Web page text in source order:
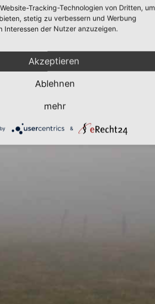
Tracking-Technologien von Dritten, um
stetig zu verbessern und Werbung
Interessen der Nutzer anzuzeigen.
Akzeptieren
Ablehnen
mehr
&